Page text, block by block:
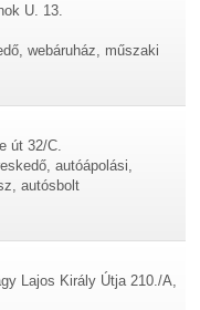
U. 13.
webáruház, műszaki
út 32/C.
autóápolási,
autósbolt
Lajos Király Útja 210./A,